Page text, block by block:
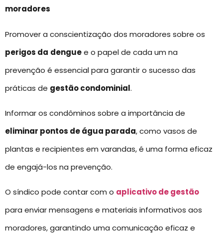
moradores
Promover a conscientização dos moradores sobre os
perigos da denguee o papel de cada um na
prevenção é essencial para garantir o sucesso das
práticas de gestão condominial.
Informar os condôminos sobre a importância de
eliminar pontos de água parada, como vasos de
plantas e recipientes em varandas, é uma forma eficaz
de engajá-los na prevenção.
O síndico pode contar com o aplicativo de gestão
para enviar mensagens e materiais informativos aos
moradores, garantindo uma comunicação eficaz e